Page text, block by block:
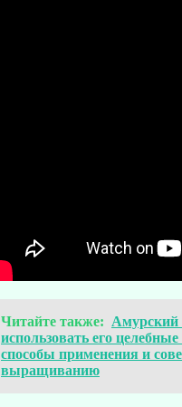
Читайте также: Амурский
использовать его целебные
способы применения и
выращиванию